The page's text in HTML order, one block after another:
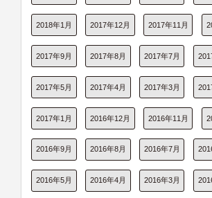
2018年1月 2017年12月 2017年11月
2017年9月 2017年8月 2017年7月
2017年5月 2017年4月 2017年3月
2017年1月 2016年12月 2016年11月
2016年9月 2016年8月 2016年7月
2016年5月 2016年4月 2016年3月